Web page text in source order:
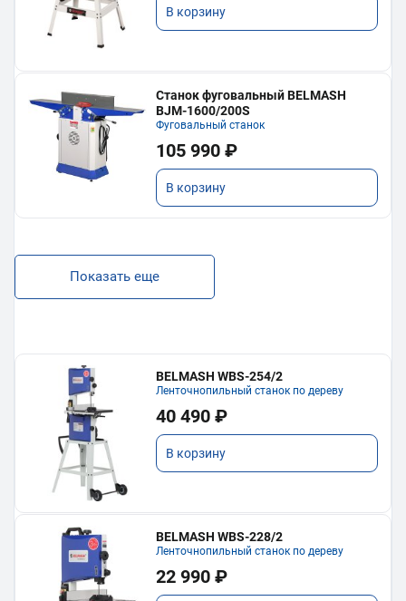
В корзину
Станок фуговальный BELMASH
BJM-1600/200S
Фуговальный станок
105 990 ₽
В корзину
Показать еще
BELMASH WBS-254/2
Ленточнопильный станок по дереву
40 490 ₽
В корзину
BELMASH WBS-228/2
Ленточнопильный станок по дереву
22 990 ₽